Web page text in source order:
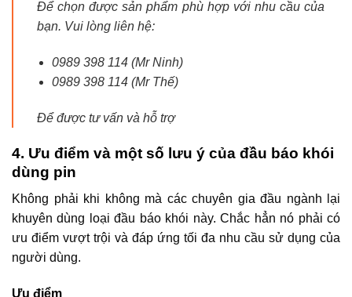
Để chọn được sản phẩm phù hợp với nhu cầu của
bạn. Vui lòng liên hệ:
0989 398 114 (Mr Ninh)
0989 398 114 (Mr Thế)
Để được tư vấn và hỗ trợ
4. Ưu điểm và một số lưu ý của đầu báo khói
dùng pin
Không phải khi không mà các chuyên gia đầu ngành lại
khuyên dùng loại đầu báo khói này. Chắc hẳn nó phải có
ưu điểm vượt trội và đáp ứng tối đa nhu cầu sử dụng của
người dùng.
Ưu điểm